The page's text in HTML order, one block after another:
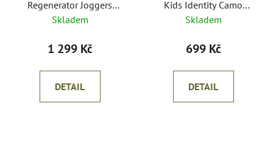
Regenerator Joggers
Kombu Green
Skladem
1 299 Kč
DETAIL
Kids Identity Camo
Jogger
Skladem
699 Kč
DETAIL